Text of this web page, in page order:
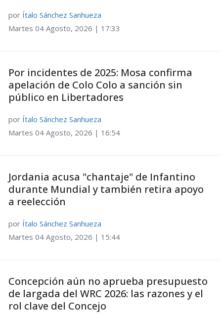
por Ítalo Sánchez Sanhueza
Martes 04 Agosto, 2026 | 17:33
Por incidentes de 2025: Mosa confirma
apelación de Colo Colo a sanción sin
público en Libertadores
por Ítalo Sánchez Sanhueza
Martes 04 Agosto, 2026 | 16:54
Jordania acusa "chantaje" de Infantino
durante Mundial y también retira apoyo
a reelección
por Ítalo Sánchez Sanhueza
Martes 04 Agosto, 2026 | 15:44
Concepción aún no aprueba presupuesto
de largada del WRC 2026: las razones y el
rol clave del Concejo